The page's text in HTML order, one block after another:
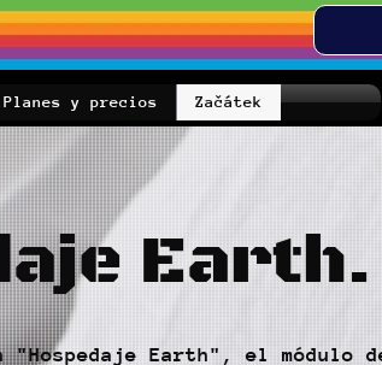
Začátek
Planes y precios
Earth.
"Hospedaje Earth", el módulo